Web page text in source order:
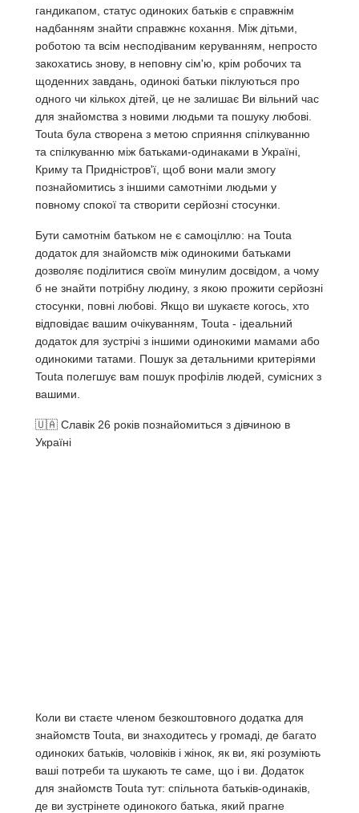
гандикапом, статус одиноких батьків є справжнім
надбанням знайти справжнє кохання. Між дітьми,
роботою та всім несподіваним керуванням, непросто
закохатись знову, в неповну сім'ю, крім робочих та
щоденних завдань, одинокі батьки піклуються про
одного чи кількох дітей, це не залишає Ви вільний час
для знайомства з новими людьми та пошуку любові.
Touta була створена з метою сприяння спілкуванню
та спілкуванню між батьками-одинаками в Україні,
Криму та Придністров'ї, щоб вони мали змогу
познайомитись з іншими самотніми людьми у
повному спокої та створити серйозні стосунки.
Бути самотнім батьком не є самоціллю: на Touta
додаток для знайомств між одинокими батьками
дозволяє поділитися своїм минулим досвідом, а чому
б не знайти потрібну людину, з якою прожити серйозні
стосунки, повні любові. Якщо ви шукаєте когось, хто
відповідає вашим очікуванням, Touta - ідеальний
додаток для зустрічі з іншими одинокими мамами або
одинокими татами. Пошук за детальними критеріями
Touta полегшує вам пошук профілів людей, сумісних з
вашими.
🇺🇦 Славік 26 років познайомиться з дівчиною в
Україні
Коли ви стаєте членом безкоштовного додатка для
знайомств Touta, ви знаходитесь у громаді, де багато
одиноких батьків, чоловіків і жінок, як ви, які розуміють
ваші потреби та шукають те саме, що і ви. Додаток
для знайомств Touta тут: спільнота батьків-одинаків,
де ви зустрінете одинокого батька, який прагне